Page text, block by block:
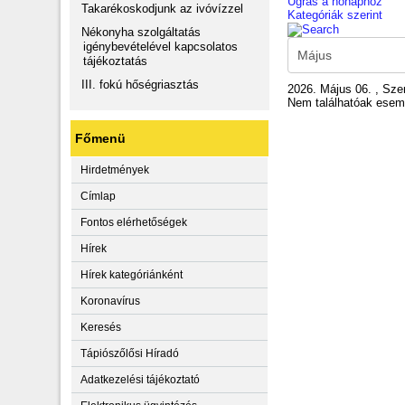
Takarékoskodjunk az ivóvízzel
Nékonyha szolgáltatás
igénybevételével kapcsolatos
tájékoztatás
III. fokú hőségriasztás
Főmenü
Hirdetmények
Címlap
Fontos elérhetőségek
Hírek
Hírek kategóriánként
Koronavírus
Keresés
Tápiószőlősi Híradó
Adatkezelési tájékoztató
Kategóriák szerint
2026. Május 06. ,
Nem találhatóak